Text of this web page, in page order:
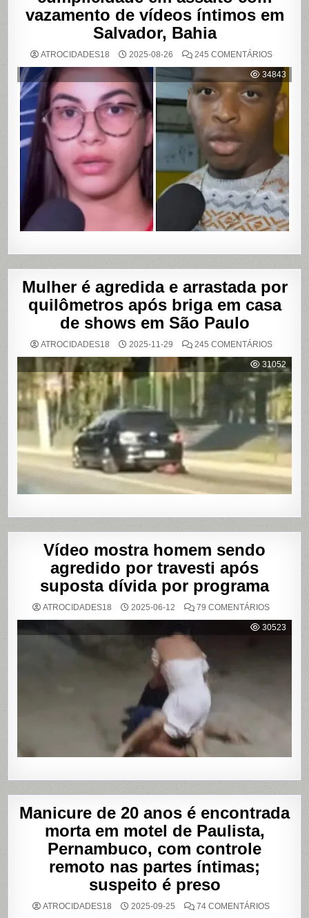
vazamento de vídeos íntimos em
Salvador, Bahia
ATROCIDADES18 2025-08-26 245 COMENTÁRIOSEM
ACUSA
DE
UBER
DE
EM
DE
VÍDEOS
ÍNTIMOS
EM
BAHIA
34843
Mulher é agredida e arrastada por
quilômetros após briga em casa
de shows em São Paulo
ATROCIDADES18 2025-11-29 245 COMENTÁRIOSEM
É
E
POR
APÓS
BRIGA
EM
CASA
SHOWS
SÃO
PAULO
31052
Vídeo mostra homem sendo
agredido por travesti após
suposta dívida por programa
ATROCIDADES18 2025-06-12 79 COMENTÁRIOSEM
MOSTRA
HOMEM
30523
Manicure de 20 anos é encontrada
morta em motel de Paulista,
Pernambuco, com controle
remoto nas partes íntimas;
suspeito é preso
ATROCIDADES18 2025-09-25 74 COMENTÁRIOSEM